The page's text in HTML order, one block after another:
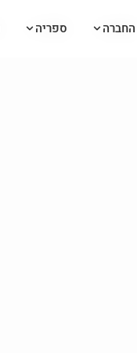
החברה ספריה החברה ספריה